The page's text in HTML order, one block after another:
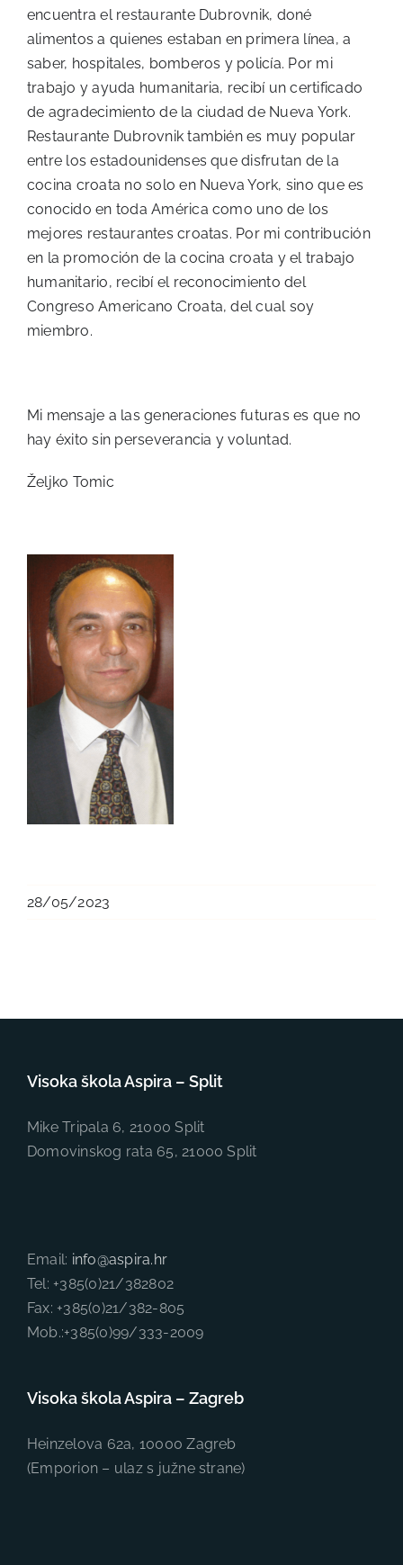
encuentra el restaurante Dubrovnik, doné
alimentos a quienes estaban en primera línea, a
saber, hospitales, bomberos y policía. Por mi
trabajo y ayuda humanitaria, recibí un certificado
de agradecimiento de la ciudad de Nueva York.
Restaurante Dubrovnik también es muy popular
entre los estadounidenses que disfrutan de la
cocina croata no solo en Nueva York, sino que es
conocido en toda América como uno de los
mejores restaurantes croatas. Por mi contribución
en la promoción de la cocina croata y el trabajo
humanitario, recibí el reconocimiento del
Congreso Americano Croata, del cual soy
miembro.
Mi mensaje a las generaciones futuras es que no
hay éxito sin perseverancia y voluntad.
Željko Tomic
28/05/2023
Visoka škola Aspira – Split
Mike Tripala 6, 21000 Split
Domovinskog rata 65, 21000 Split
Email: info@aspira.hr
Tel: +385(0)21/382802
Fax: +385(0)21/382-805
Mob.:+385(0)99/333-2009
Visoka škola Aspira – Zagreb
Heinzelova 62a, 10000 Zagreb
(Emporion – ulaz s južne strane)